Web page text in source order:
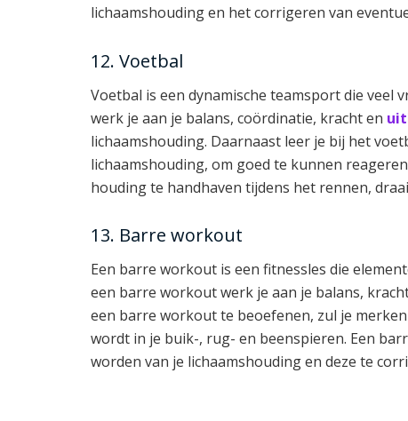
lichaamshouding en het corrigeren van
12. Voetbal
Voetbal is een dynamische teamsport die veel
werk je aan je balans, coördinatie, kracht en
lichaamshouding. Daarnaast leer je bij het
lichaamshouding, om goed te kunnen
houding te handhaven tijdens het rennen,
13. Barre workout
Een barre workout is een fitnessles die
een barre workout werk je aan je balans,
een barre workout te beoefenen, zul je
wordt in je buik-, rug- en beenspieren. Een
worden van je lichaamshouding en deze te